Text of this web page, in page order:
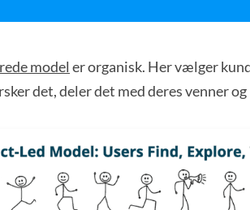
model er organisk. Her vælger
det, deler det med deres venner